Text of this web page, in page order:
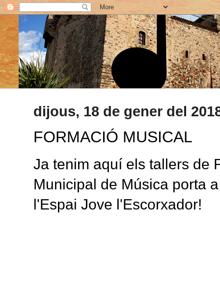
dijous, 18 de gener del
FORMACIÓ MUSICAL
Ja tenim aquí els tallers de
Municipal de Música porta
l'Espai Jove l'Escorxador!